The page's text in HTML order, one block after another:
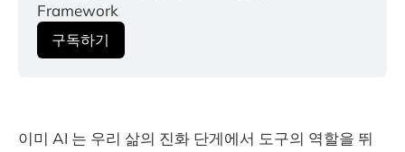
Framework
구독하기
이미 AI 는 우리 삶의 진화 단게에서 도구의 역할을 뛰